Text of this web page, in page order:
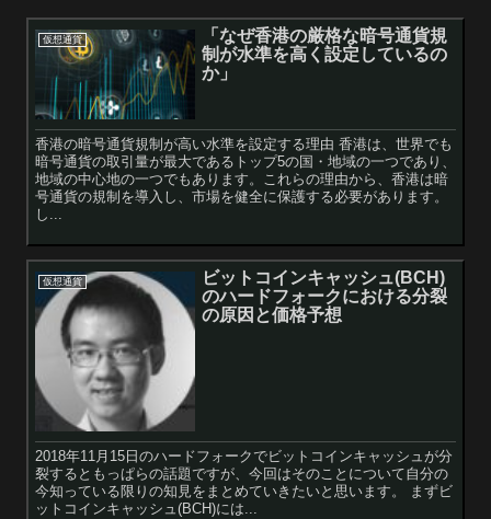
仮想通貨
「なぜ香港の厳格な暗号通貨規
制が水準を高く設定しているの
か」
香港の暗号通貨規制が高い水準を設定する理由 香港は、世界でも
暗号通貨の取引量が最大であるトップ5の国・地域の一つであり、
地域の中心地の一つでもあります。これらの理由から、香港は暗
号通貨の規制を導入し、市場を健全に保護する必要があります。
し...
仮想通貨
ビットコインキャッシュ(BCH)
のハードフォークにおける分裂
の原因と価格予想
2018年11月15日のハードフォークでビットコインキャッシュが分
裂するともっぱらの話題ですが、今回はそのことについて自分の
今知っている限りの知見をまとめていきたいと思います。 まずビ
ットコインキャッシュ(BCH)には...